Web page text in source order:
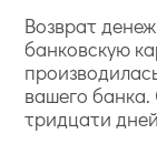
Возврат
банковскую
вашего
тридцати